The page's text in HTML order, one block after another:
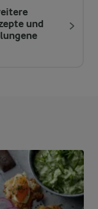
und